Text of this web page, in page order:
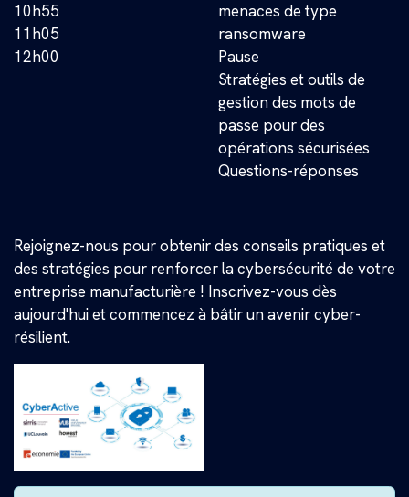
10h55
11h05
12h00
menaces de type
ransomware
Pause
Stratégies et outils de
gestion des mots de
passe pour des
opérations sécurisées
Questions-réponses
Rejoignez-nous pour obtenir des conseils pratiques et
des stratégies pour renforcer la cybersécurité de votre
entreprise manufacturière ! Inscrivez-vous dès
aujourd'hui et commencez à bâtir un avenir cyber-
résilient.